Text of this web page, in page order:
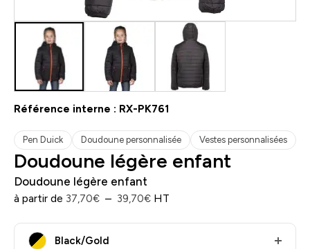
Référence interne : RX-PK761
Pen Duick Doudoune personnalisée Vestes personnalisées
Doudoune légère enfant
Doudoune légère enfant
à partir de 37,70€ – 39,70€Plage
prix :
HT
Black/Gold